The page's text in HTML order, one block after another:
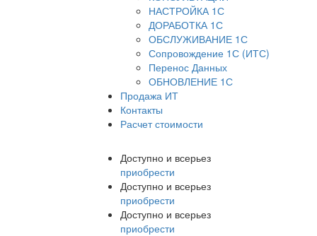
НАСТРОЙКА 1С
ДОРАБОТКА 1С
ОБСЛУЖИВАНИЕ 1С
Сопровождение 1С (ИТС)
Перенос Данных
ОБНОВЛЕНИЕ 1С
Продажа ИТ
Контакты
Расчет стоимости
Доступно и всерьез
приобрести
Доступно и всерьез
приобрести
Доступно и всерьез
приобрести